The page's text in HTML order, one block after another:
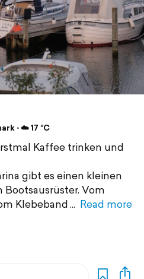
⋅ ☁️ 17 °C
Kaffee trinken und
gibt es einen kleinen
Vom
Klebeband
Read more